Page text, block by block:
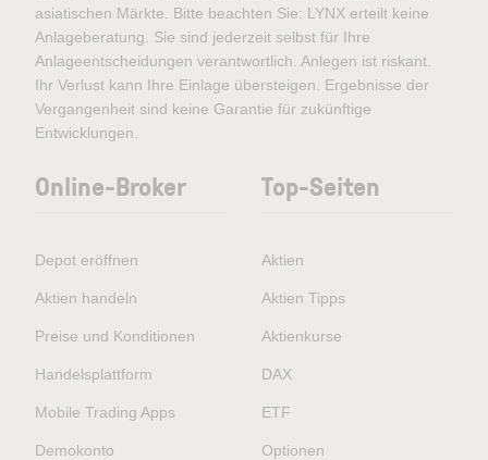
asiatischen Märkte. Bitte beachten Sie: LYNX erteilt keine
Anlageberatung. Sie sind jederzeit selbst für Ihre
Anlageentscheidungen verantwortlich. Anlegen ist riskant.
Ihr Verlust kann Ihre Einlage übersteigen. Ergebnisse der
Vergangenheit sind keine Garantie für zukünftige
Entwicklungen.
Online-Broker
Depot eröffnen
Aktien handeln
Preise und Konditionen
Handelsplattform
Mobile Trading Apps
Demokonto
Top-Seiten
Aktien
Aktien Tipps
Aktienkurse
DAX
ETF
Optionen